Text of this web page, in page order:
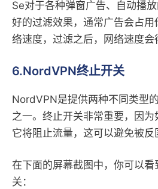
Se对于各种弹窗广告、自动播
好的过滤效果，通常广告会占用
络速度，过滤之后，网络速度会
6.NordVPN终止开关
NordVPN是提供两种不同类型
之一。终止开关非常重要，因为
它将阻止流量，这可以避免被反
在下面的屏幕截图中，你可以
关：